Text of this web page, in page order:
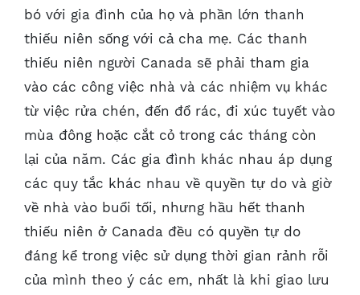
bó với gia đình của họ và phần lớn thanh
thiếu niên sống với cả cha mẹ. Các thanh
thiếu niên người Canada sẽ phải tham gia
vào các công việc nhà và các nhiệm vụ khác
từ việc rửa chén, đến đổ rác, đi xúc tuyết vào
mùa đông hoặc cắt cỏ trong các tháng còn
lại của năm. Các gia đình khác nhau áp dụng
các quy tắc khác nhau về quyền tự do và giờ
về nhà vào buổi tối, nhưng hầu hết thanh
thiếu niên ở Canada đều có quyền tự do
đáng kể trong việc sử dụng thời gian rảnh rỗi
của mình theo ý các em, nhất là khi giao lưu